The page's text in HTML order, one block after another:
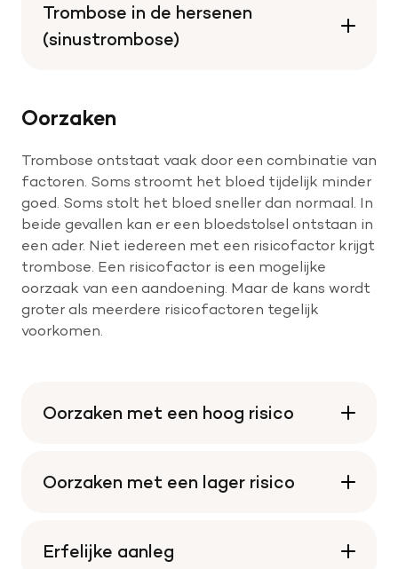
Trombose in de hersenen
(sinustrombose)
Oorzaken
Trombose ontstaat vaak door een combinatie van
factoren. Soms stroomt het bloed tijdelijk minder
goed. Soms stolt het bloed sneller dan normaal. In
beide gevallen kan er een bloedstolsel ontstaan in
een ader. Niet iedereen met een risicofactor krijgt
trombose. Een risicofactor is een mogelijke
oorzaak van een aandoening. Maar de kans wordt
groter als meerdere risicofactoren tegelijk
voorkomen.
Oorzaken met een hoog risico
Oorzaken met een lager risico
Erfelijke aanleg